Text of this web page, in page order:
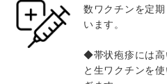
数ワクチンを定
います。
◆帯状疱疹には高
と生ワクチンを